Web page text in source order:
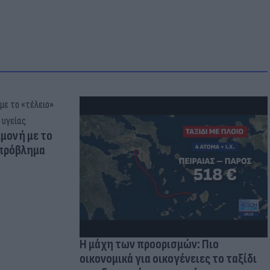
με το
Η μάχη των προορισμών: Πιο
οικονομικά για οικογένειες το ταξίδι